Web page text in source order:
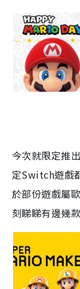
今次就限定推
定Switch遊戲
於部份遊戲屬
刻睇睇有邊幾